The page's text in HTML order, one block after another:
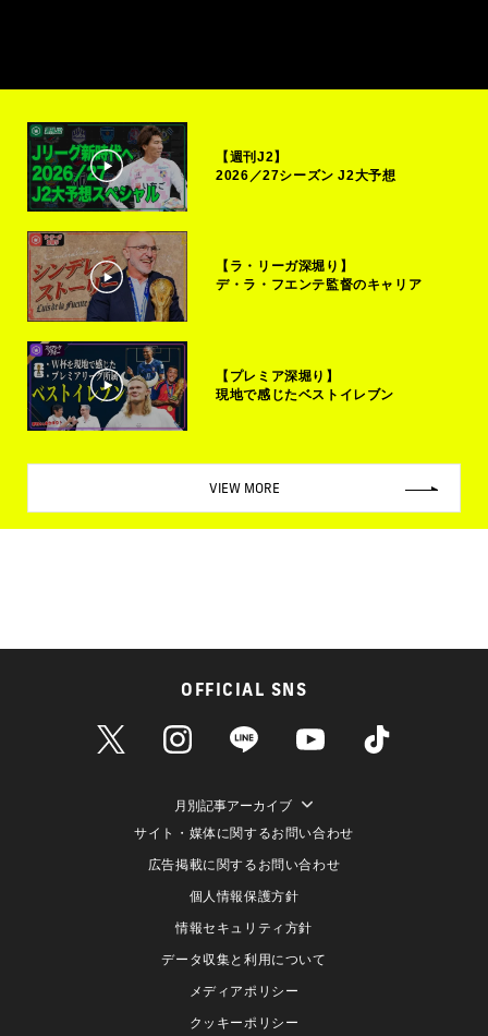
【週刊J2】
2026／27シーズン J2大予想
【ラ・リーガ深堀り】
デ・ラ・フエンテ監督のキャリア
【プレミア深堀り】
現地で感じたベストイレブン
VIEW MORE
OFFICIAL SNS
月別記事アーカイブ
サイト・媒体に関するお問い合わせ
広告掲載に関するお問い合わせ
個人情報保護方針
情報セキュリティ方針
データ収集と利用について
メディアポリシー
クッキーポリシー